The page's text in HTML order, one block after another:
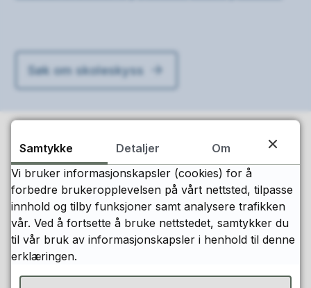
Søk om skoleskyss
Hovedmeny
Om skolen
Satsningsområder
Samtykke Detaljer
Om
Vi bruker informasjonskapsler (cookies) for å
forbedre brukeropplevelsen på vårt nettsted, tilpasse
innhold og tilby funksjoner samt analysere trafikken
vår. Ved å fortsette å bruke nettstedet, samtykker du
til vår bruk av informasjonskapsler i henhold til denne
erklæringen.